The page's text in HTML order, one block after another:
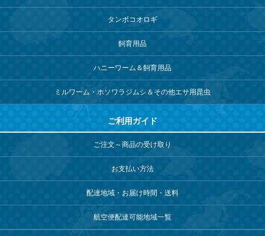
タンボコオロギ
飼育用品
ハニーワーム＆飼育用品
ミルワーム・ホソワラジムシ＆その他エサ用昆虫
ご利用ガイド
ご注文～商品の受け取り
お支払い方法
配達地域・お届け時間・送料
航空便配達可能地域一覧